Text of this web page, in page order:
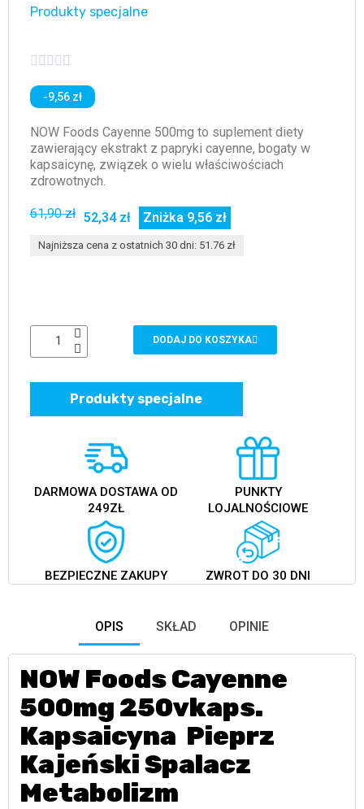
Produkty specjalne
    
-9,56 zł
NOW Foods Cayenne 500mg to suplement diety
zawierający ekstrakt z papryki cayenne, bogaty w
kapsaicynę, związek o wielu właściwościach
zdrowotnych.
61,90 zł 52,34 zł Zniżka 9,56 zł
Najniższa cena z ostatnich 30 dni: 51.76 zł
DODAJ DO KOSZYKA
Produkty specjalne
DARMOWA DOSTAWA OD
249ZŁ
PUNKTY
LOJALNOŚCIOWE
BEZPIECZNE ZAKUPY ZWROT DO 30 DNI
OPIS SKŁAD OPINIE
NOW Foods Cayenne
500mg 250vkaps.
Kapsaicyna Pieprz
Kajeński Spalacz
Metabolizm